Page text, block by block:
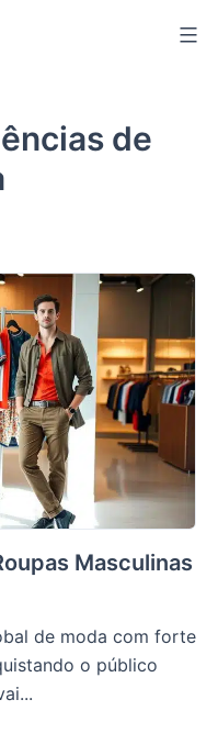
de
Masculinas
de moda com forte
o público